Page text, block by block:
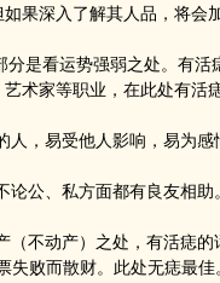
果深入了解其人品，将会
是看运势强弱之处。有活
术家等职业，在此处有活
人，易受他人影响，易为
论公、私方面都有良友相
（不动产）之处，有活痣
败而散财。此处无痣最佳